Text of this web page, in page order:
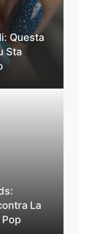
Questa
Sta
La